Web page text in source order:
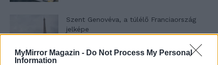
MyMirror Magazin - Do Not Process My Personal
Information
Szent Genovéva, a túlélő Franciaország
jelképe